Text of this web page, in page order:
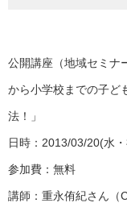
公開講座（地域セミ
から小学校までの子ど
法！」
日時：2013/03/20(水
参加費：無料
講師：重永侑紀さん（